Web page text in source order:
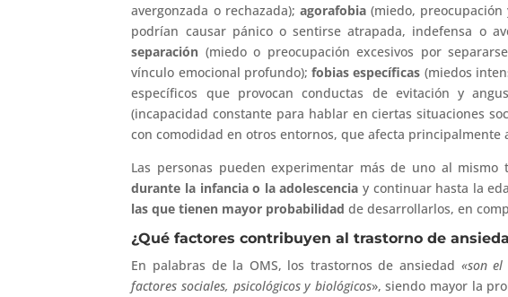
avergonzada o rechazada); agorafobia (miedo,
podrían causar pánico o sentirse atrapada, indefensa o
separación (miedo o preocupación excesivos por
vínculo emocional profundo);fobias específicas (miedos
específicos que provocan conductas de evitación y
(incapacidad constante para hablar en ciertas situaciones
con comodidad en otros entornos, que afecta principalmente
Las personas pueden experimentar más de uno al mismo
durante la infancia o la adolescencia y continuar hasta la
las que tienen mayor probabilidadde desarrollarlos, en
¿Qué factores contribuyen al trastorno de
En palabras de la OMS, los trastornos de ansiedad «son
factores sociales, psicológicos y biológicos», siendo mayor la